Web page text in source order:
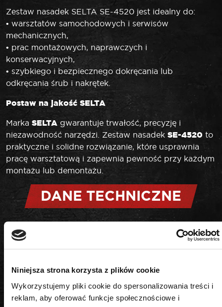
Niniejsza strona korzysta z plików cookie
Wykorzystujemy pliki cookie do spersonalizowania treści i
reklam, aby oferować funkcje społecznościowe i
Zestaw nasadek SELTA SE-4520 jest idealny do:
• warsztatów samochodowych i serwisów
mechanicznych,
• prac montażowych, naprawczych i
konserwacyjnych,
• szybkiego i bezpiecznego dokręcania lub
odkręcania śrub i nakrętek.
Postaw na jakość SELTA
Marka SELTA gwarantuje trwałość, precyzję i
niezawodność narzędzi. Zestaw nasadek SE-4520 to
praktyczne i solidne rozwiązanie, które usprawnia
pracę warsztatową i zapewnia pewność przy każdym
montażu lub demontażu.
DANE TECHNICZNE
Zestaw zawiera